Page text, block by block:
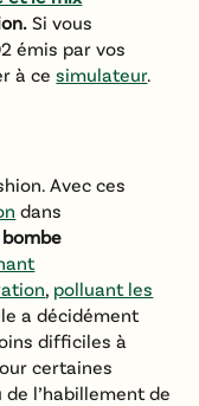
Si vous
émis par vos
à cesimulateur.
Avec ces
dans
, polluant les
a décidément
difficiles à
certaines
l’habillement de